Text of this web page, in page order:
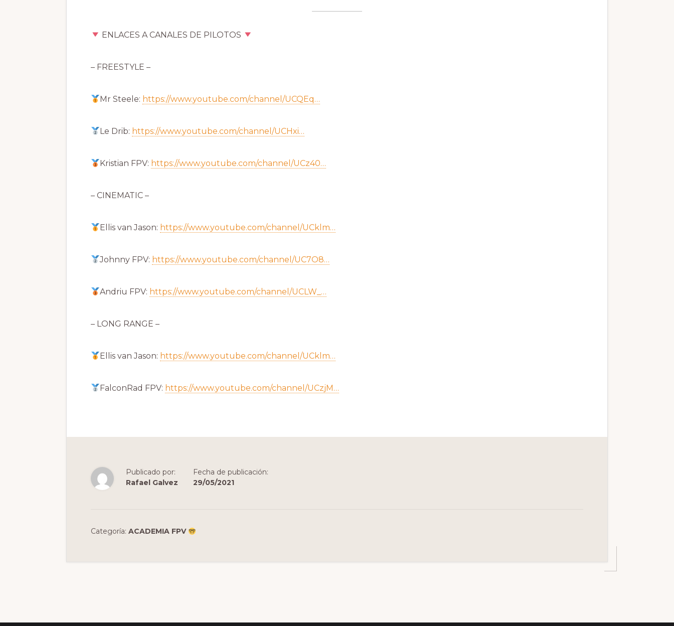
ENLACES A CANALES DE PILOTOS
– FREESTYLE –
Mr Steele: https://www.youtube.com/channel/UCQEq…
Le Drib: https://www.youtube.com/channel/UCHxi…
Kristian FPV: https://www.youtube.com/channel/UCz40…
– CINEMATIC –
Ellis van Jason: https://www.youtube.com/channel/UCklm…
Johnny FPV: https://www.youtube.com/channel/UC7O8…
Andriu FPV: https://www.youtube.com/channel/UCLW_…
– LONG RANGE –
Ellis van Jason: https://www.youtube.com/channel/UCklm…
FalconRad FPV: https://www.youtube.com/channel/UCzjM…
Publicado por:
Rafael Galvez
Fecha de publicación:
29/05/2021
Categoría: ACADEMIA FPV